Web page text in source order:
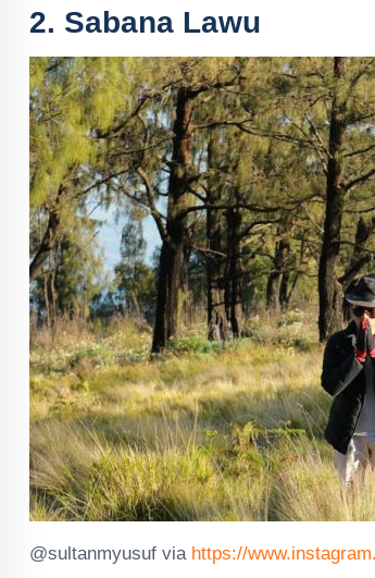
2. Sabana Lawu
@sultanmyusuf via https://